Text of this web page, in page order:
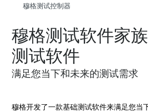
穆格测试控制器
穆格测试软件家
测试软件
满足您当下和未来的测试需求
穆格开发了一款基础测试软件来满足您当